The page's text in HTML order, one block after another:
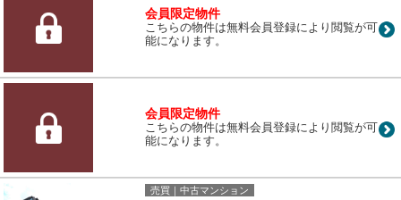
会員限定物件
こちらの物件は無料会員登録により閲覧が可
能になります。
会員限定物件
こちらの物件は無料会員登録により閲覧が可
能になります。
売買｜中古マンション